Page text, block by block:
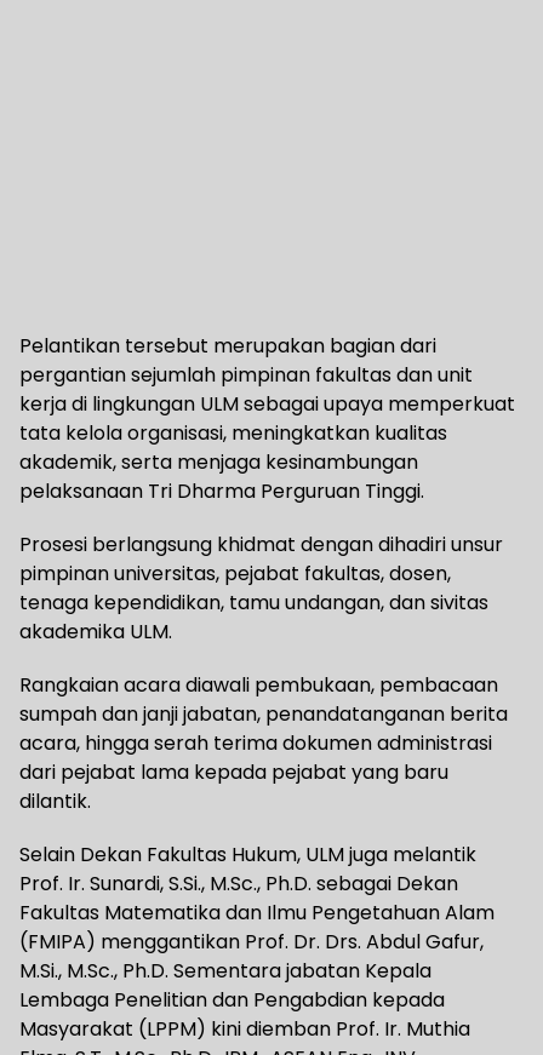
Pelantikan tersebut merupakan bagian dari
pergantian sejumlah pimpinan fakultas dan unit
kerja di lingkungan ULM sebagai upaya memperkuat
tata kelola organisasi, meningkatkan kualitas
akademik, serta menjaga kesinambungan
pelaksanaan Tri Dharma Perguruan Tinggi.
Prosesi berlangsung khidmat dengan dihadiri unsur
pimpinan universitas, pejabat fakultas, dosen,
tenaga kependidikan, tamu undangan, dan sivitas
akademika ULM.
Rangkaian acara diawali pembukaan, pembacaan
sumpah dan janji jabatan, penandatanganan berita
acara, hingga serah terima dokumen administrasi
dari pejabat lama kepada pejabat yang baru
dilantik.
Selain Dekan Fakultas Hukum, ULM juga melantik
Prof. Ir. Sunardi, S.Si., M.Sc., Ph.D. sebagai Dekan
Fakultas Matematika dan Ilmu Pengetahuan Alam
(FMIPA) menggantikan Prof. Dr. Drs. Abdul Gafur,
M.Si., M.Sc., Ph.D. Sementara jabatan Kepala
Lembaga Penelitian dan Pengabdian kepada
Masyarakat (LPPM) kini diemban Prof. Ir. Muthia